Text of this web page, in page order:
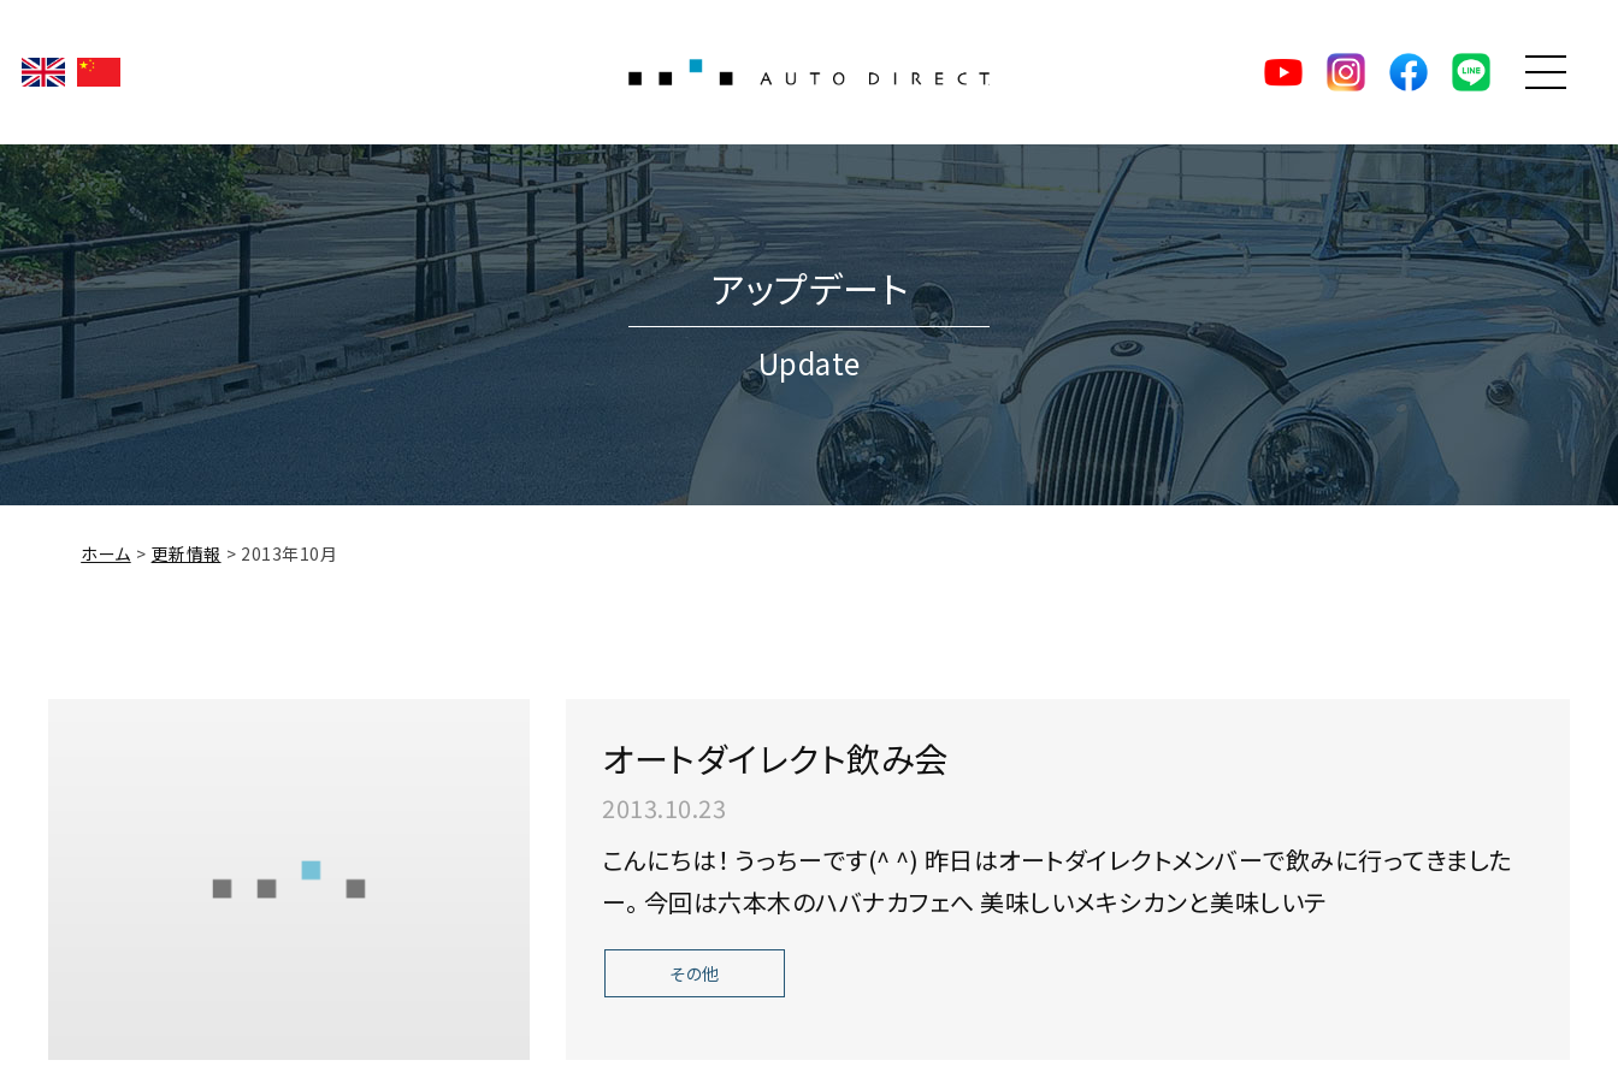
YouTube Instagram facebook MENU
アップデート
Update
ホーム 更新情報 2013年10月
オートダイレクト飲み会
2013.10.23
こんにちは！ うっちーです(^ ^) 昨日はオートダイレクトメンバーで飲みに行ってきました
ー。 今回は六本木のハバナカフェへ 美味しいメキシカンと美味しいテ
その他